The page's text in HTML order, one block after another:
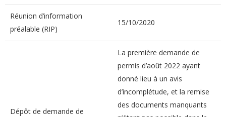
Réunion d’information
préalable (RIP)
15/10/2020
Dépôt de demande de
La première demande de
permis d’août 2022 ayant
donné lieu à un avis
d’incomplétude, et la remise
des documents manquants